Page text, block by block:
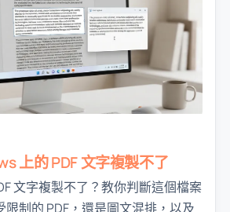
上的 PDF 文字複製不了
文字複製不了？教你判斷這個檔案
限制的 PDF，還是圖文混排，以及